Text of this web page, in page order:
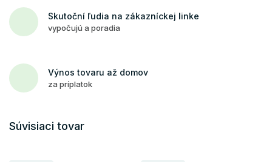
Skutoční ľudia na zákazníckej linke
vypočujú a poradia
Výnos tovaru až domov
za príplatok
Súvisiaci tovar